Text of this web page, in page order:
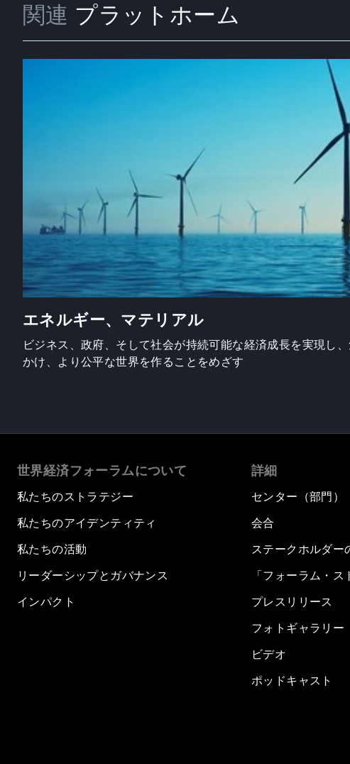
関連 プラットホーム
エネルギー、マテリアル
ビジネス、政府、そして社会が持続可能な経済成長を実現し
かけ、より公平な世界を作ることをめざす
世界経済フォーラムについて
私たちのストラテジー
私たちのアイデンティティ
私たちの活動
リーダーシップとガバナンス
インパクト
詳細
センター（部門）
会合
ステークホルダー
「フォーラム・ス
プレスリリース
フォトギャラリー
ビデオ
ポッドキャスト